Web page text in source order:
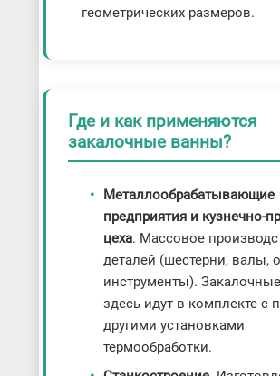
геометрических размеров.
Где и как применяются
закалочные ванны?
Металлообрабатывающие
предприятия и кузнечно-
цеха. Массовое
деталей (шестерни, валы,
инструменты).
здесь идут в комплекте с
другими установками
термообработки.